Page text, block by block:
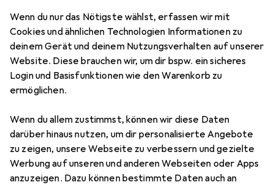
Wenn du nur das Nötigste wählst, erfassen wir mit
Cookies und ähnlichen Technologien Informationen zu
deinem Gerät und deinem Nutzungsverhalten auf unserer
Website. Diese brauchen wir, um dir bspw. ein sicheres
Login und Basisfunktionen wie den Warenkorb zu
ermöglichen.
Wenn du allem zustimmst, können wir diese Daten
darüber hinaus nutzen, um dir personalisierte Angebote
zu zeigen, unsere Webseite zu verbessern und gezielte
Werbung auf unseren und anderen Webseiten oder Apps
anzuzeigen. Dazu können bestimmte Daten auch an
Lötgerät
Produkte Forum